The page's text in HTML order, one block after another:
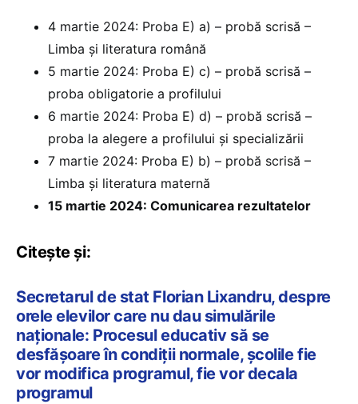
4 martie 2024: Proba E) a) – probă scrisă –
Limba şi literatura română
5 martie 2024: Proba E) c) – probă scrisă –
proba obligatorie a profilului
6 martie 2024: Proba E) d) – probă scrisă –
proba la alegere a profilului şi specializării
7 martie 2024: Proba E) b) – probă scrisă –
Limba şi literatura maternă
15 martie 2024: Comunicarea rezultatelor
Citește și:
Secretarul de stat Florian Lixandru, despre
orele elevilor care nu dau simulările
naționale: Procesul educativ să se
desfășoare în condiții normale, școlile fie
vor modifica programul, fie vor decala
programul